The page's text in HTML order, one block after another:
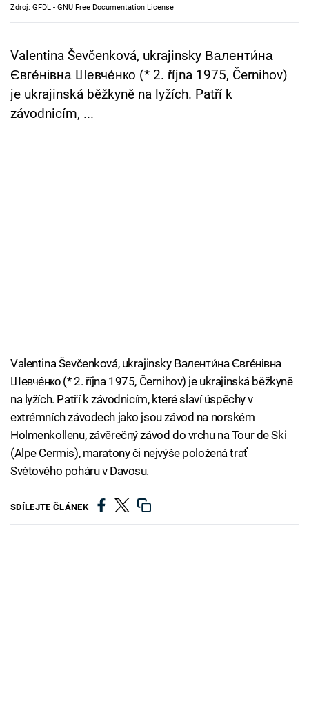
Cool Esport
Pořady
TV Program
Sledujte prima+
Zdroj: GFDL - GNU Free Documentation License
Valentina Ševčenková, ukrajinsky Валенти́на
Євге́нівна Шевче́нко (* 2. října 1975, Černihov)
je ukrajinská běžkyně na lyžích. Patří k
závodnicím, ...
Valentina Ševčenková, ukrajinsky Валенти́на Євге́нівна
Шевче́нко (* 2. října 1975, Černihov) je ukrajinská běžkyně
na lyžích. Patří k závodnicím, které slaví úspěchy v
extrémních závodech jako jsou závod na norském
Holmenkollenu, závěrečný závod do vrchu na Tour de Ski
(Alpe Cermis), maratony či nejvýše položená trať
Světového poháru v Davosu.
SDÍLEJTE ČLÁNEK